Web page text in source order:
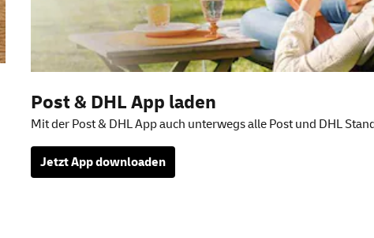
Post & DHL App laden
Mit der Post & DHL App auch unterwegs alle Post und DHL
JetztAppdownloaden